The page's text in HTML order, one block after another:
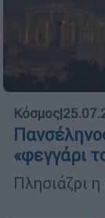
Κόσμος|
«φεγγάρι
Πλησιάζρι